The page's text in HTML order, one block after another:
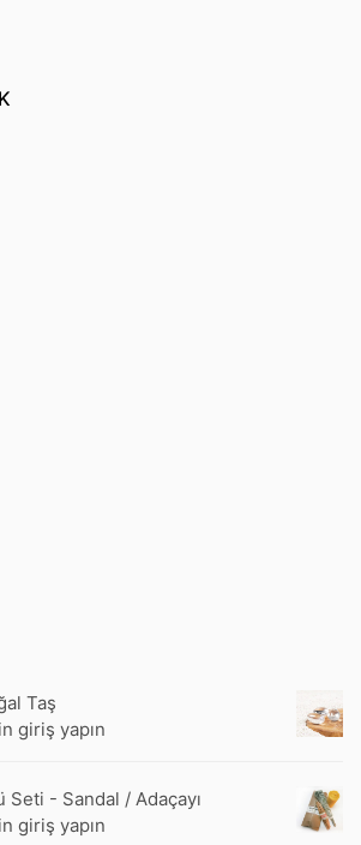
Taş
giriş yapın
Seti - Sandal / Adaçayı
giriş yapın